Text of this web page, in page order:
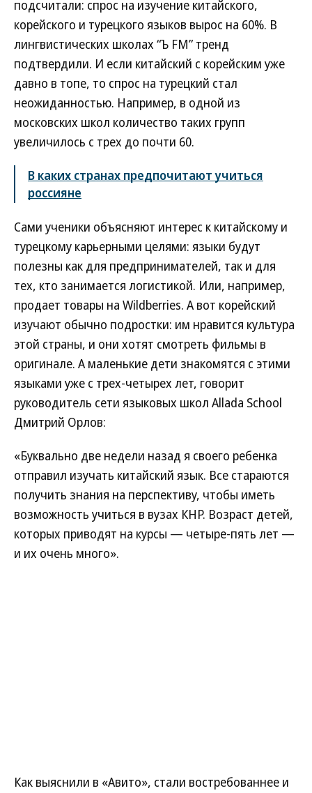
подсчитали: спрос на изучение китайского,
корейского и турецкого языков вырос на 60%. В
лингвистических школах “Ъ FM” тренд
подтвердили. И если китайский с корейским уже
давно в топе, то спрос на турецкий стал
неожиданностью. Например, в одной из
московских школ количество таких групп
увеличилось с трех до почти 60.
В каких странах предпочитают учиться
россияне
Сами ученики объясняют интерес к китайскому и
турецкому карьерными целями: языки будут
полезны как для предпринимателей, так и для
тех, кто занимается логистикой. Или, например,
продает товары на Wildberries. А вот корейский
изучают обычно подростки: им нравится культура
этой страны, и они хотят смотреть фильмы в
оригинале. А маленькие дети знакомятся с этими
языками уже с трех-четырех лет, говорит
руководитель сети языковых школ Allada School
Дмитрий Орлов:
«Буквально две недели назад я своего ребенка
отправил изучать китайский язык. Все стараются
получить знания на перспективу, чтобы иметь
возможность учиться в вузах КНР. Возраст детей,
которых приводят на курсы — четыре-пять лет —
и их очень много».
Как выяснили в «Авито», стали востребованнее и